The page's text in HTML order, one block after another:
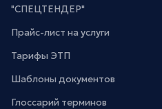
"СПЕЦТЕНДЕР"
Прайс-лист на услуги
Тарифы ЭТП
Шаблоны документов
Глоссарий терминов